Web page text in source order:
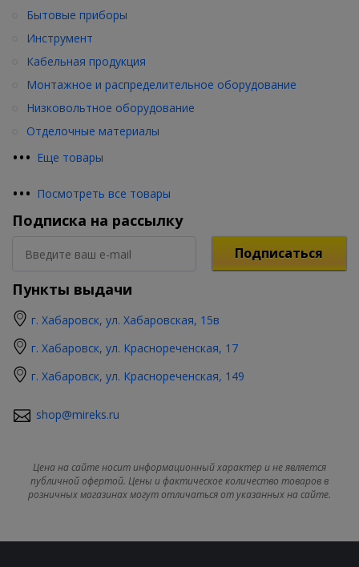
••• Еще товары
Бытовые приборы
Инструмент
Кабельная продукция
Монтажное и распределительное оборудование
Низковольтное оборудование
Отделочные материалы
••• Посмотреть все товары
Подписка на рассылку
Подписаться
Пункты выдачи
г. Хабаровск, ул. Хабаровская, 15в
г. Хабаровск, ул. Краснореченская, 17
г. Хабаровск, ул. Краснореченская, 149
shop@mireks.ru
Цена на сайте носит информационный характер и не является
публичной офертой. Цены и фактическое количество товаров в
розничных магазинах могут отличаться от указанных на сайте.